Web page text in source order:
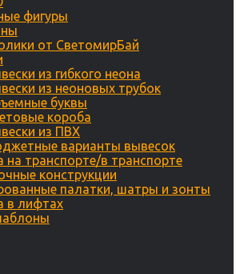
фигуры
от СветомирБай
из гибкого неона
из неоновых трубок
буквы
короба
из ПВХ
варианты вывесок
на транспорте/в транспорте
конструкции
палатки, шатры и зонты
в лифтах